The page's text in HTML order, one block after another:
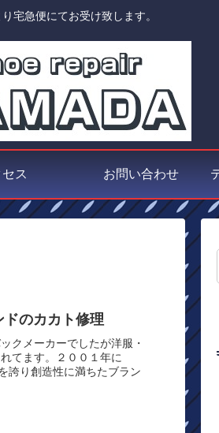
宅急便にてお受け致します。
ス お問い合わせ
のカカト修理
クメーカーでしたが洋服・
てます。２００１年に
誇り創造性に満ちたブラン